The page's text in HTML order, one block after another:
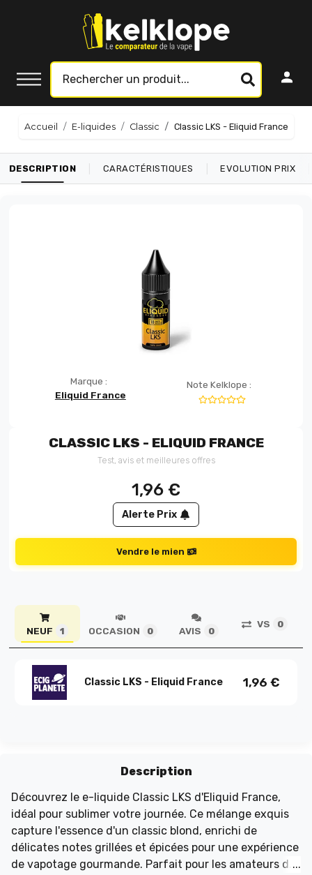
Accueil E-liquides Classic Classic LKS - Eliquid France
DESCRIPTION CARACTÉRISTIQUES EVOLUTION PRIX
Marque :
Eliquid France
Note Kelklope :
CLASSIC LKS - ELIQUID FRANCE
Test, avis et meilleures offres
1,96 €
Alerte Prix
Vendre le mien
NEUF 1 OCCASION 0 AVIS 0
VS 0
Classic LKS - Eliquid France 1,96 €
Description
Découvrez le e-liquide Classic LKS d'Eliquid France,
idéal pour sublimer votre journée. Ce mélange exquis
capture l'essence d'un classic blond, enrichi de
délicates notes grillées et épicées pour une expérience
de vapotage gourmande. Parfait pour les amateurs de